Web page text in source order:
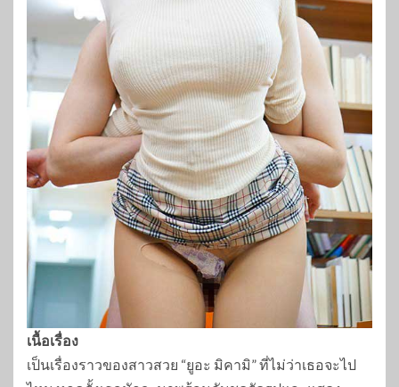
เนื้อเรื่อง
เป็นเรื่องราวของสาวสวย “ยูอะ มิคามิ” ที่ไม่ว่าเธอจะไป